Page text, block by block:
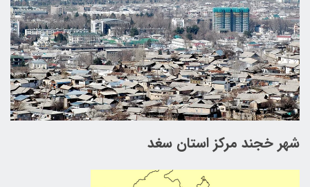
شهر خجند مركز استان سغد